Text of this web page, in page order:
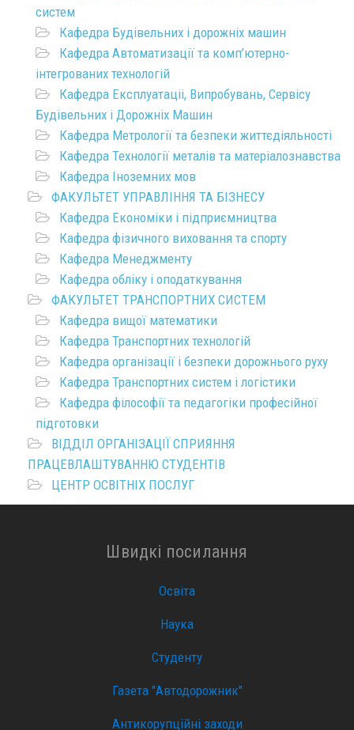
систем
Кафедра Будівельних і дорожніх машин
Кафедра Автоматизації та комп’ютерно-
інтегрованих технологій
Кафедра Експлуатаціі, Випробувань, Сервісу
Будівельних і Дорожніх Машин
Кафедра Метрології та безпеки життєдіяльності
Кафедра Технології металів та матеріалознавства
Кафедра Іноземних мов
ФАКУЛЬТЕТ УПРАВЛІННЯ ТА БІЗНЕСУ
Кафедра Економіки і підприємництва
Кафедра фізичного виховання та спорту
Кафедра Менеджменту
Кафедра обліку і оподаткування
ФАКУЛЬТЕТ ТРАНСПОРТНИХ СИСТЕМ
Кафедра вищої математики
Кафедра Транспортних технологій
Кафедра організації і безпеки дорожнього руху
Кафедра Транспортних систем і логістики
Кафедра філософії та педагогіки професійної
підготовки
ВІДДІЛ ОРГАНІЗАЦІЇ СПРИЯННЯ
ПРАЦЕВЛАШТУВАННЮ СТУДЕНТІВ
ЦЕНТР ОСВІТНІХ ПОСЛУГ
Швидкі посилання
Освіта
Наука
Студенту
Газета "Автодорожник"
Антикорупційні заходи